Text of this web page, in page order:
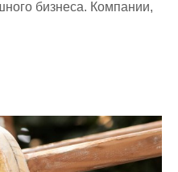
бизнеса. Компании,